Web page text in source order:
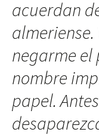
acuerdan
negarme el
nombre
papel.